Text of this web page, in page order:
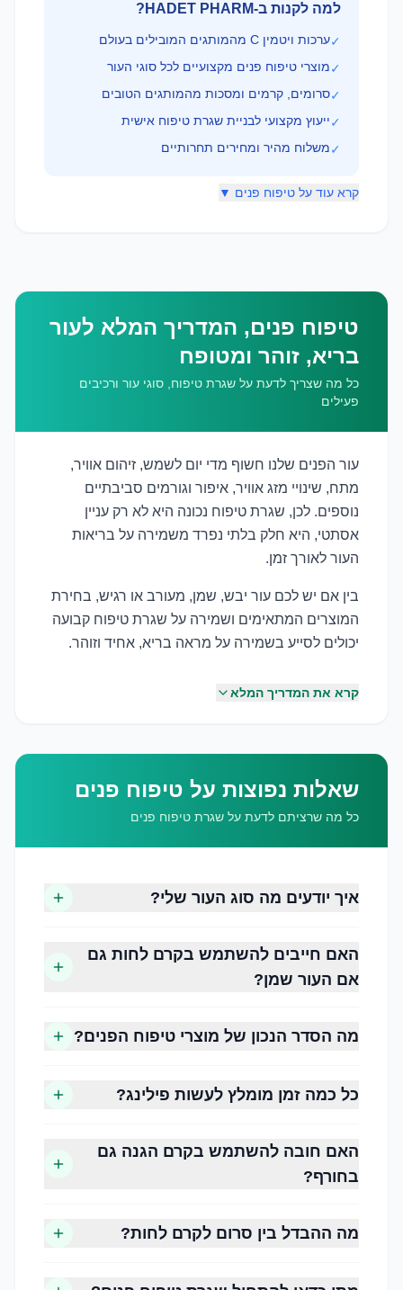
למה לקנות ב-HADET PHARM?
✓ערכות ויטמין C מהמותגים המובילים בעולם
✓מוצרי טיפוח פנים מקצועיים לכל סוגי העור
✓סרומים, קרמים ומסכות מהמותגים הטובים
✓ייעוץ מקצועי לבניית שגרת טיפוח אישית
✓משלוח מהיר ומחירים תחרותיים
קרא עוד על טיפוח פנים ▼
טיפוח פנים, המדריך המלא לעור
בריא, זוהר ומטופח
כל מה שצריך לדעת על שגרת טיפוח, סוגי עור ורכיבים
פעילים
עור הפנים שלנו חשוף מדי יום לשמש, זיהום אוויר,
מתח, שינויי מזג אוויר, איפור וגורמים סביבתיים
נוספים. לכן, שגרת טיפוח נכונה היא לא רק עניין
אסתטי, היא חלק בלתי נפרד משמירה על בריאות
העור לאורך זמן.
בין אם יש לכם עור יבש, שמן, מעורב או רגיש, בחירת
המוצרים המתאימים ושמירה על שגרת טיפוח קבועה
יכולים לסייע בשמירה על מראה בריא, אחיד וזוהר.
שיפור מרקם העור
ניקוי עודפי שומן ולכלוך
שמירה על מראה רענן וזוהר
הכנת העור לאיפור או לטיפולים קוסמטיים
עור יבש
עמום. זקוק ללחות עשירה ולהזנה.
קרא את המדריך המלא
שאלות נפוצות על טיפוח פנים
כל מה שרציתם לדעת על שגרת טיפוח פנים
איך יודעים מה סוג העור שלי?
האם חייבים להשתמש בקרם לחות גם
אם העור שמן?
מה הסדר הנכון של מוצרי טיפוח הפנים?
כל כמה זמן מומלץ לעשות פילינג?
האם חובה להשתמש בקרם הגנה גם
בחורף?
מה ההבדל בין סרום לקרם לחות?